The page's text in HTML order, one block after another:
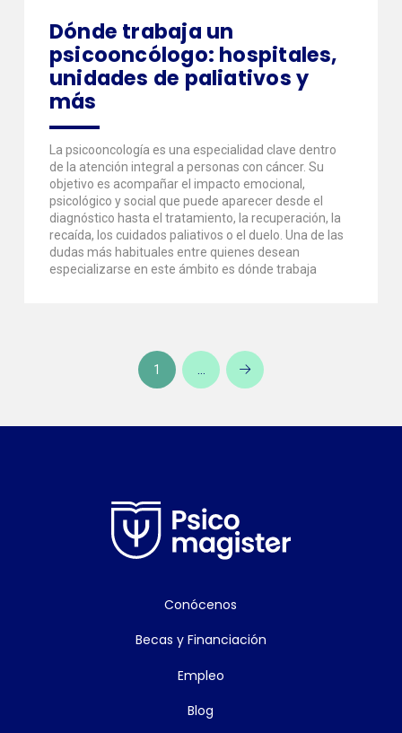
Dónde trabaja un
psicooncólogo: hospitales,
unidades de paliativos y
más
La psicooncología es una especialidad clave dentro
de la atención integral a personas con cáncer. Su
objetivo es acompañar el impacto emocional,
psicológico y social que puede aparecer desde el
diagnóstico hasta el tratamiento, la recuperación, la
recaída, los cuidados paliativos o el duelo. Una de las
dudas más habituales entre quienes desean
especializarse en este ámbito es dónde trabaja
1 …
Artículos
anteriores
Conócenos
Becas y Financiación
Empleo
Blog